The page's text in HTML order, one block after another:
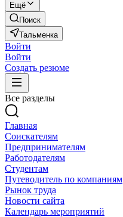
Ещё
Поиск
Тальменка
Войти
Войти
Создать резюме
Все разделы
Главная
Соискателям
Предпринимателям
Работодателям
Студентам
Путеводитель по компаниям
Рынок труда
Новости сайта
Календарь мероприятий